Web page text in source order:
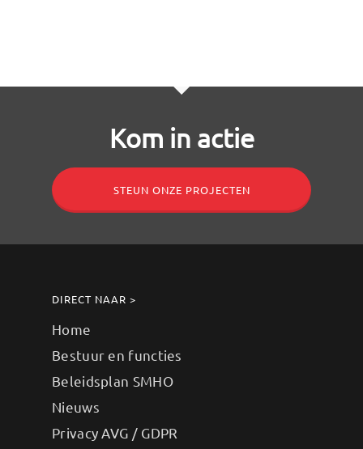
Kom in actie
STEUN ONZE PROJECTEN
DIRECT NAAR >
Home
Bestuur en functies
Beleidsplan SMHO
Nieuws
Privacy AVG / GDPR